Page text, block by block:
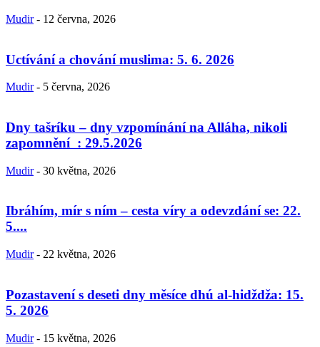
Mudir - 12 června, 2026
Uctívání a chování muslima: 5. 6. 2026
Mudir - 5 června, 2026
Dny tašríku – dny vzpomínání na Alláha, nikoli
zapomnění : 29.5.2026
Mudir - 30 května, 2026
Ibráhím, mír s ním – cesta víry a odevzdání se: 22.
5....
Mudir - 22 května, 2026
Pozastavení s deseti dny měsíce dhú al-hidždža: 15.
5. 2026
Mudir - 15 května, 2026